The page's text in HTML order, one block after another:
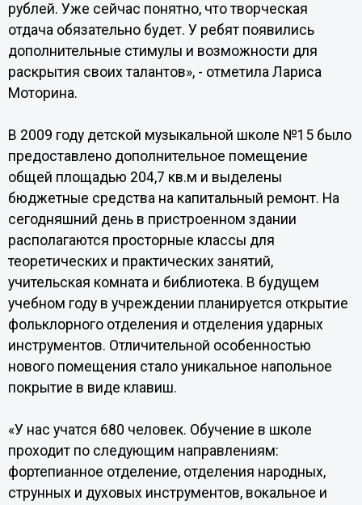
рублей. Уже сейчас понятно, что творческая
отдача обязательно будет. У ребят появились
дополнительные стимулы и возможности для
раскрытия своих талантов», - отметила Лариса
Моторина.
В 2009 году детской музыкальной школе №15 было
предоставлено дополнительное помещение
общей площадью 204,7 кв.м и выделены
бюджетные средства на капитальный ремонт. На
сегодняшний день в пристроенном здании
располагаются просторные классы для
теоретических и практических занятий,
учительская комната и библиотека. В будущем
учебном году в учреждении планируется открытие
фольклорного отделения и отделения ударных
инструментов. Отличительной особенностью
нового помещения стало уникальное напольное
покрытие в виде клавиш.
«У нас учатся 680 человек. Обучение в школе
проходит по следующим направлениям:
фортепианное отделение, отделения народных,
струнных и духовых инструментов, вокальное и